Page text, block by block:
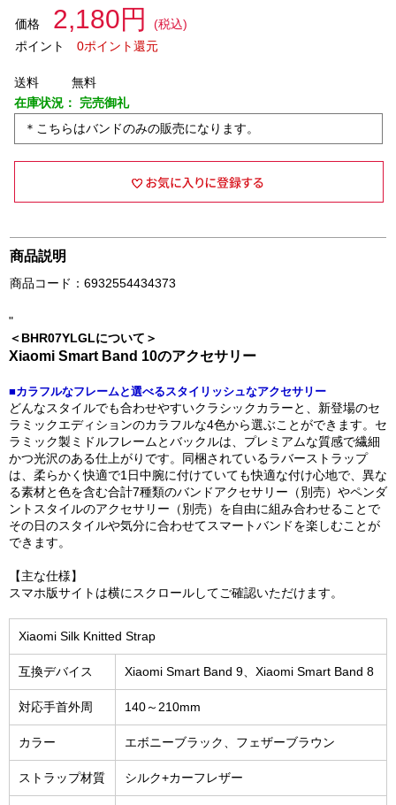
価格 2,180円
(税込)
ポイント
0ポイント還元
送料
無料
在庫状況： 完売御礼
＊こちらはバンドのみの販売になります。
商品説明
商品コード：6932554434373
"
＜BHR07YLGLについて＞
Xiaomi Smart Band 10のアクセサリー
■カラフルなフレームと選べるスタイリッシュなアクセサリー
どんなスタイルでも合わせやすいクラシックカラーと、新登場のセ
ラミックエディションのカラフルな4色から選ぶことができます。セ
ラミック製ミドルフレームとバックルは、プレミアムな質感で繊細
かつ光沢のある仕上がりです。同梱されているラバーストラップ
は、柔らかく快適で1日中腕に付けていても快適な付け心地で、異な
る素材と色を含む合計7種類のバンドアクセサリー（別売）やペンダ
ントスタイルのアクセサリー（別売）を自由に組み合わせることで
その日のスタイルや気分に合わせてスマートバンドを楽しむことが
できます。
【主な仕様】
スマホ版サイトは横にスクロールしてご確認いただけます。
Xiaomi Silk Knitted Strap
互換デバイス Xiaomi Smart Band 9、Xiaomi Smart Band 8
対応手首外周 140～210mm
カラー エボニーブラック、フェザーブラウン
ストラップ材質 シルク+カーフレザー